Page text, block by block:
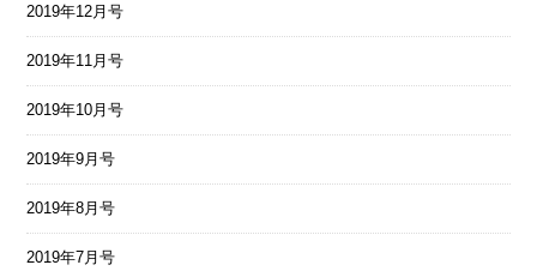
2019年12月号
2019年11月号
2019年10月号
2019年9月号
2019年8月号
2019年7月号